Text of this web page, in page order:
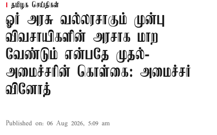
தமிழக செய்திகள்
ஓர் அரசு வல்லரசாகும் முன்பு
விவசாயிகளின் அரசாக மாற
வேண்டும் என்பதே முதல்-
அமைச்சரின் கொள்கை: அமைச்சர்
வினோத்
Published on: 06 Aug 2026, 5:09 am